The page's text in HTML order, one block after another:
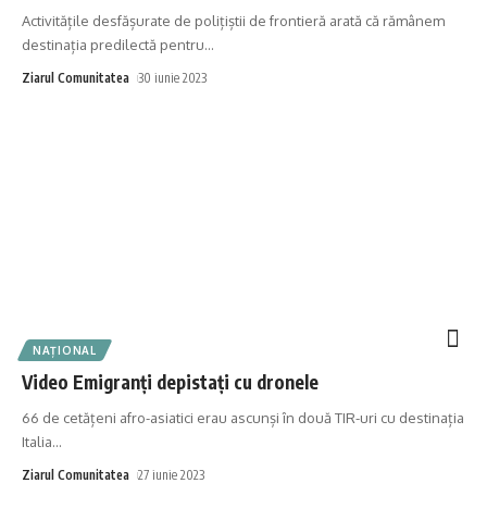
Activitățile desfășurate de polițiștii de frontieră arată că rămânem
destinația predilectă pentru…
Ziarul Comunitatea 30 iunie 2023
NAȚIONAL
Video Emigranți depistați cu dronele
66 de cetățeni afro-asiatici erau ascunși în două TIR-uri cu destinația
Italia…
Ziarul Comunitatea 27 iunie 2023